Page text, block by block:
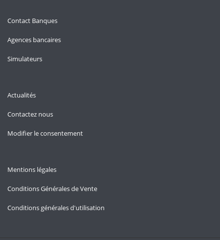
Contact Banques
Agences bancaires
Simulateurs
Actualités
Contactez nous
Modifier le consentement
Mentions légales
Conditions Générales de Vente
Conditions générales d'utilisation